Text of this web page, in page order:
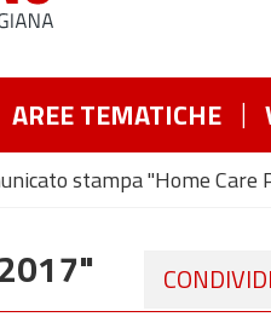
AREE TEMATICHE
stampa "Home Care
CONDIVIDI